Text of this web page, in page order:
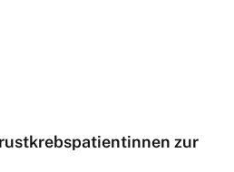
zur